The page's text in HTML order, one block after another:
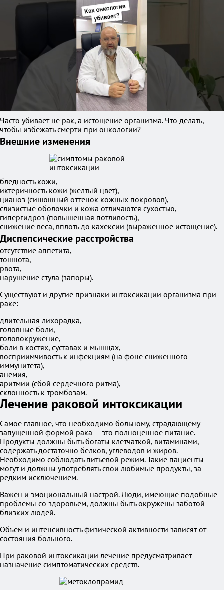
Часто убивает не рак, а истощение организма. Что делать,
чтобы избежать смерти при онкологии?
Внешние изменения
бледность кожи,
иктеричность кожи (жёлтый цвет),
цианоз (синюшный оттенок кожных покровов),
слизистые оболочки и кожа отличаются сухостью,
гипергидроз (повышенная потливость),
снижение веса, вплоть до кахексии (выраженное истощение).
Диспепсические расстройства
отсутствие аппетита,
тошнота,
рвота,
нарушение стула (запоры).
Существуют и другие признаки интоксикации организма при
раке:
длительная лихорадка,
головные боли,
головокружение,
боли в костях, суставах и мышцах,
восприимчивость к инфекциям (на фоне сниженного
иммунитета),
анемия,
аритмии (сбой сердечного ритма),
склонность к тромбозам.
Лечение раковой интоксикации
Самое главное, что необходимо больному, страдающему
запущенной формой рака — это полноценное питание.
Продукты должны быть богаты клетчаткой, витаминами,
содержать достаточно белков, углеводов и жиров.
Необходимо соблюдать питьевой режим. Такие пациенты
могут и должны употреблять свои любимые продукты, за
редким исключением.
Важен и эмоциональный настрой. Люди, имеющие подобные
проблемы со здоровьем, должны быть окружены заботой
близких людей.
Объём и интенсивность физической активности зависят от
состояния больного.
При раковой интоксикации лечение предусматривает
назначение симптоматических средств.